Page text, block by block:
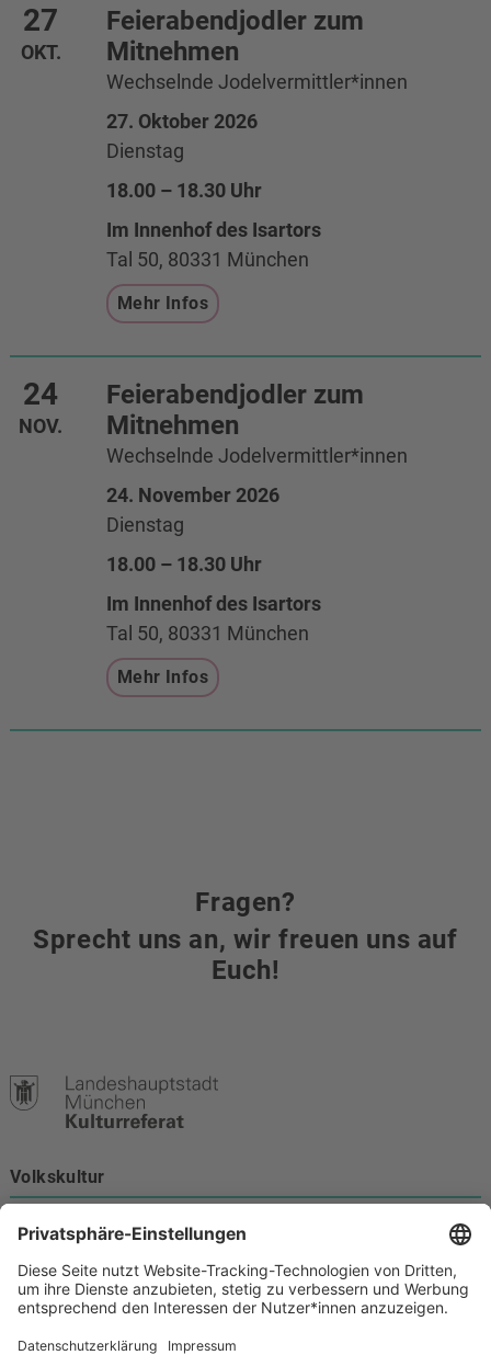
Feierabendjodler zum
Mitnehmen
Wechselnde Jodelvermittler*innen
27
OKT.
27. Oktober 2026
Dienstag
18.00 – 18.30 Uhr
Im Innenhof des Isartors
Tal 50, 80331 München
Mehr Infos
Feierabendjodler zum
Mitnehmen
Wechselnde Jodelvermittler*innen
24
NOV.
24. November 2026
Dienstag
18.00 – 18.30 Uhr
Im Innenhof des Isartors
Tal 50, 80331 München
Mehr Infos
Fragen?
Sprecht uns an, wir freuen uns auf
Euch!
Volkskultur
80331 München
Kontakt
089 233-21172
volkskultur@muenchen.de